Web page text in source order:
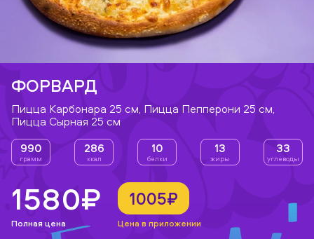
ФОРВАРД
Пицца Карбонара 25 см, Пицца Пепперони 25 см,
Пицца Сырная 25 см
990
грамм
286
ккал
10
белки
13
жиры
33
углеводы
1580₽
Полная цена
1005₽
Цена в приложении